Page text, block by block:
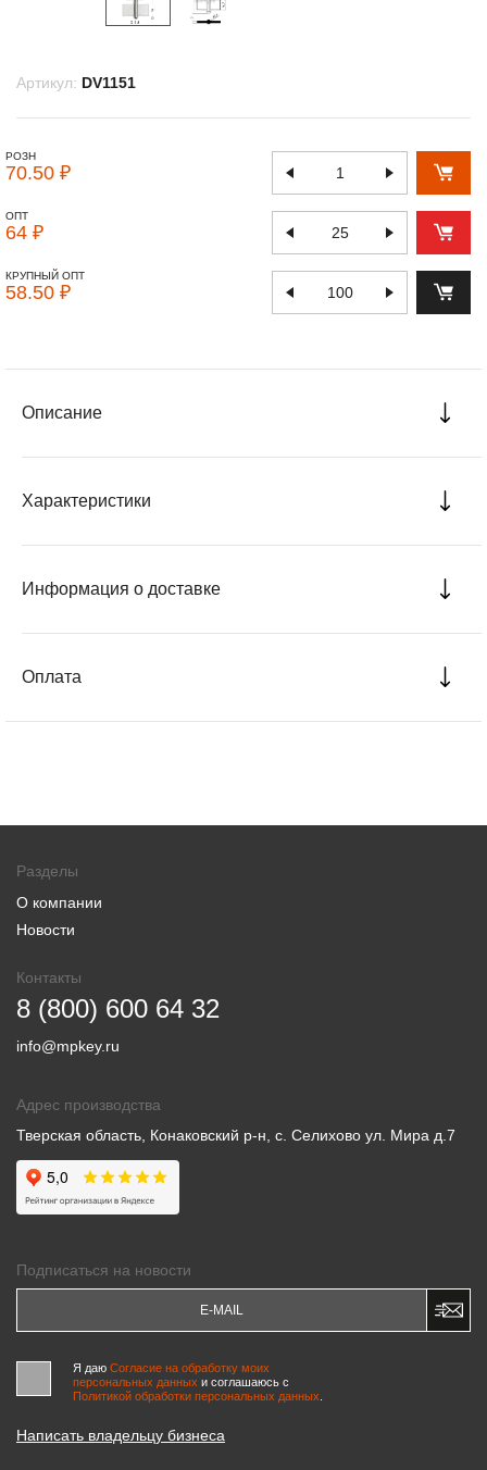
Артикул: DV1151
РОЗН
70.50 ₽
ОПТ
64 ₽
КРУПНЫЙ ОПТ
58.50 ₽
Описание
Характеристики
Информация о доставке
Оплата
Разделы
О компании
Новости
Контакты
8 (800) 600 64 32
info@mpkey.ru
Адрес производства
Тверская область, Конаковский р-н, с. Селихово ул. Мира д.7
Подписаться на новости
Я даю Согласие на обработку моих
персональных данных и соглашаюсь c
Политикой обработки персональных данных
Написать владельцу бизнеса